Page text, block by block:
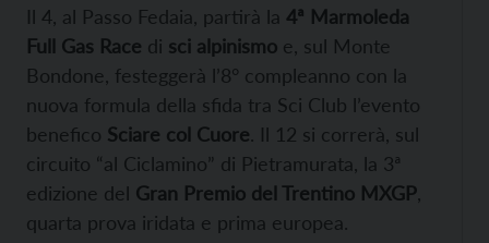
Il 4, al Passo Fedaia, partirà la 4ª Marmoleda
Full Gas Race di sci alpinismo e, sul Monte
Bondone, festeggerà l’8° compleanno con la
nuova formula della sfida tra Sci Club l’evento
benefico Sciare col Cuore. Il 12 si correrà, sul
circuito “al Ciclamino” di Pietramurata, la 3ª
edizione del Gran Premio del Trentino MXGP
quarta prova iridata e prima europea.